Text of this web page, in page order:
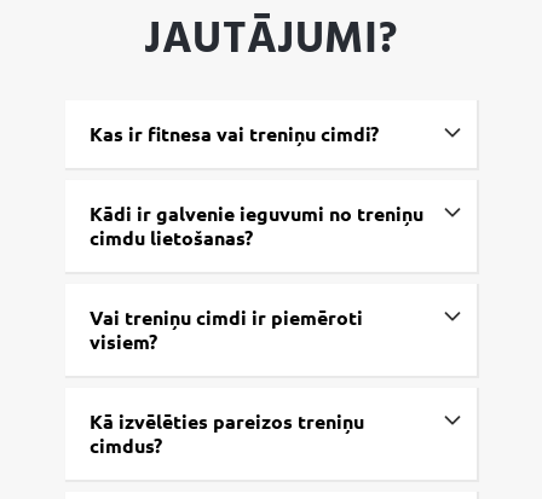
JAUTĀJUMI?
Kas ir fitnesa vai treniņu cimdi?
Kādi ir galvenie ieguvumi no treniņu
cimdu lietošanas?
Vai treniņu cimdi ir piemēroti
visiem?
Kā izvēlēties pareizos treniņu
cimdus?